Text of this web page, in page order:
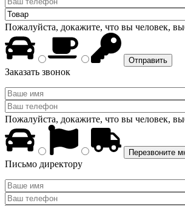
Пожалуйста, докажите, что вы человек,
Заказать звонок
Пожалуйста, докажите, что вы человек,
Письмо директору